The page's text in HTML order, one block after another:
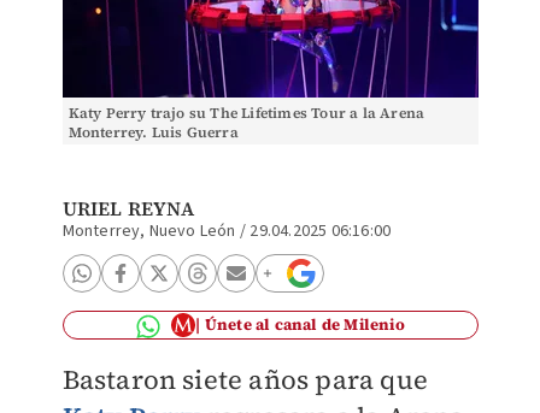
Katy Perry trajo su The Lifetimes Tour a la Arena
Monterrey. Luis Guerra
URIEL REYNA
Monterrey, Nuevo León / 29.04.2025 06:16:00
Únete al canal de Milenio
Bastaron siete años para que